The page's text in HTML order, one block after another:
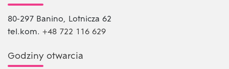
80-297 Banino, Lotnicza 62
tel.kom. +48 722 116 629
Godziny otwarcia